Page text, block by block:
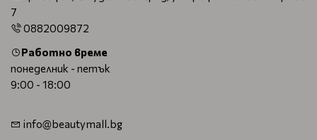
7
0882009872
Работно време
понеделник - петък
9:00 - 18:00
info@beautymall.bg